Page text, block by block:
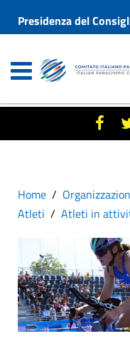
Presidenza del
Home
Atleti
Atleti in